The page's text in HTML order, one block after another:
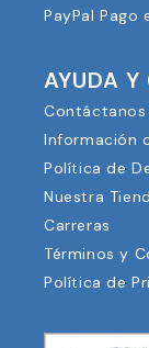
PayPal Pago
AYUDA Y
Contáctanos
Información
Política de
Nuestra
Carreras
Términos y
Política de